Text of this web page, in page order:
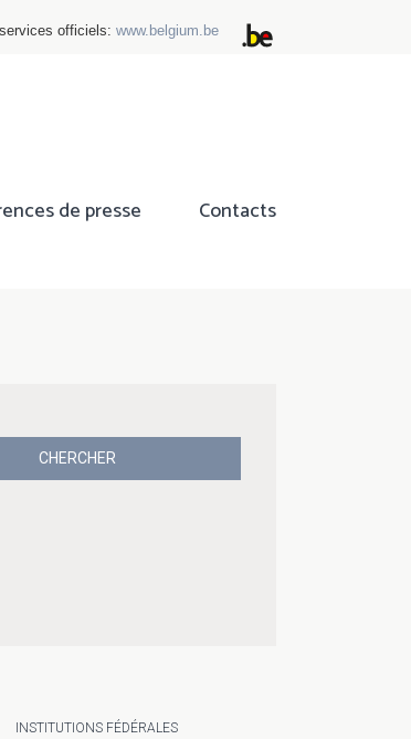
officiels: www.belgium.be
de presse Contacts
INSTITUTIONS FÉDÉRALES